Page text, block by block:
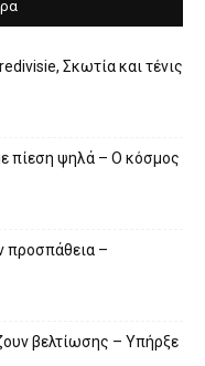
Σκωτία και τένις
πίεση ψηλά – Ο κόσμος
προσπάθεια –
βελτίωσης – Υπήρξε